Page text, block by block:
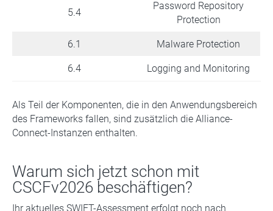
5.4
Password Repository
Protection
6.1 Malware Protection
6.4 Logging and Monitoring
Als Teil der Komponenten, die in den Anwendungsbereich
des Frameworks fallen, sind zusätzlich die Alliance-
Connect-Instanzen enthalten.
Warum sich jetzt schon mit
CSCFv2026 beschäftigen?
Ihr aktuelles SWIFT-Assessment erfolgt noch nach